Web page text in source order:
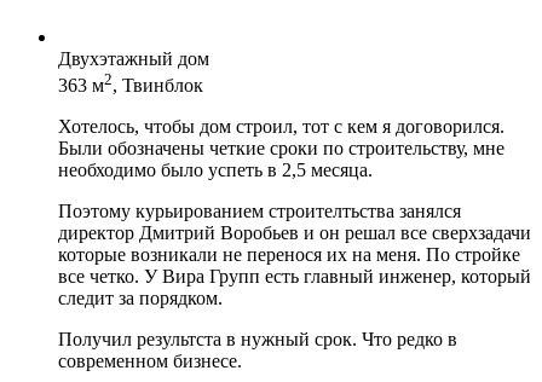
Двухэтажный дом
363 м2, Твинблок
Хотелось, чтобы дом строил, тот с кем я договорился.
Были обозначены четкие сроки по строительству, мне
необходимо было успеть в 2,5 месяца.
Поэтому курьированием строителтьства занялся
директор Дмитрий Воробьев и он решал все сверхзадачи
которые возникали не перенося их на меня. По стройке
все четко. У Вира Групп есть главный инженер, который
следит за порядком.
Получил результста в нужный срок. Что редко в
современном бизнесе.